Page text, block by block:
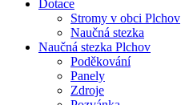
Dotace
Stromy v obci Plchov
Naučná stezka
Naučná stezka Plchov
Poděkování
Panely
Zdroje